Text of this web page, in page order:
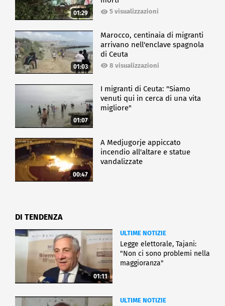
01:29 5 visualizzazioni
01:03
Marocco, centinaia di migranti
arrivano nell'enclave spagnola
di Ceuta
8 visualizzazioni
01:07
I migranti di Ceuta: "Siamo
venuti qui in cerca di una vita
migliore"
00:47
A Medjugorje appiccato
incendio all'altare e statue
vandalizzate
DI TENDENZA
01:11
ULTIME NOTIZIE
Legge elettorale, Tajani:
"Non ci sono problemi nella
maggioranza"
ULTIME NOTIZIE